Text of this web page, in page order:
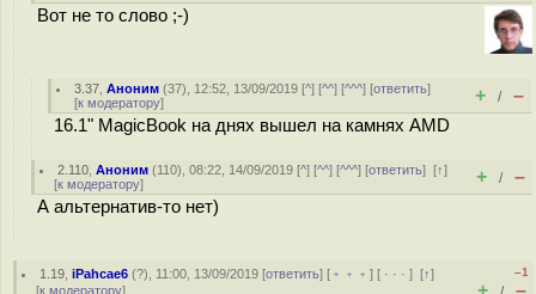
Вот не то слово ;-)
3.37 ,Аноним (37), 12:52, 13/09/2019 [^] [^^] [^^^] [ответить]
[к модератору] + / –
16.1" MagicBook на днях вышел на камнях AMD
2.110 ,Аноним (110), 08:22, 14/09/2019 [^] [^^] [^^^] [ответить][↑]
[к модератору] + / –
А альтернатив-то нет)
1.19 ,iPahcae6 (?), 11:00, 13/09/2019 [ответить] [ ﹢﹢﹢] [ · · ·][↑]
[к модератору]
–1
+ –